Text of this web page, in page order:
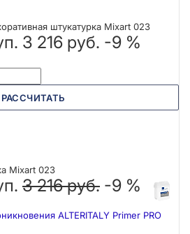
штукатурка Mixart 023
3 216 руб. -9 %
РАССЧИТАТЬ
Mixart 023
3 216 руб. -9 %
ALTERITALY Primer PRO